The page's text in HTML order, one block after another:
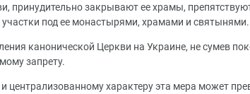
принудительно закрывают ее храмы,
под ее монастырями, храмами и святынями.
канонической Церкви на Украине, не сумев
запрету.
централизованному характеру эта мера может